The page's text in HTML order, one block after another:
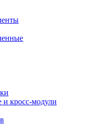
кросс-модули